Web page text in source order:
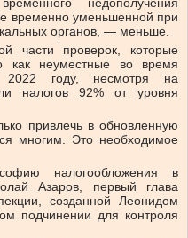
недополучения
временно уменьшенной при
органов, — меньше.
части проверок, которые
как неуместные во время
году, несмотря на
налогов 92% от уровня
привлечь в обновленную
многим. Это необходимое
налогообложения в
Азаров, первый глава
созданной Леонидом
подчинении для контроля